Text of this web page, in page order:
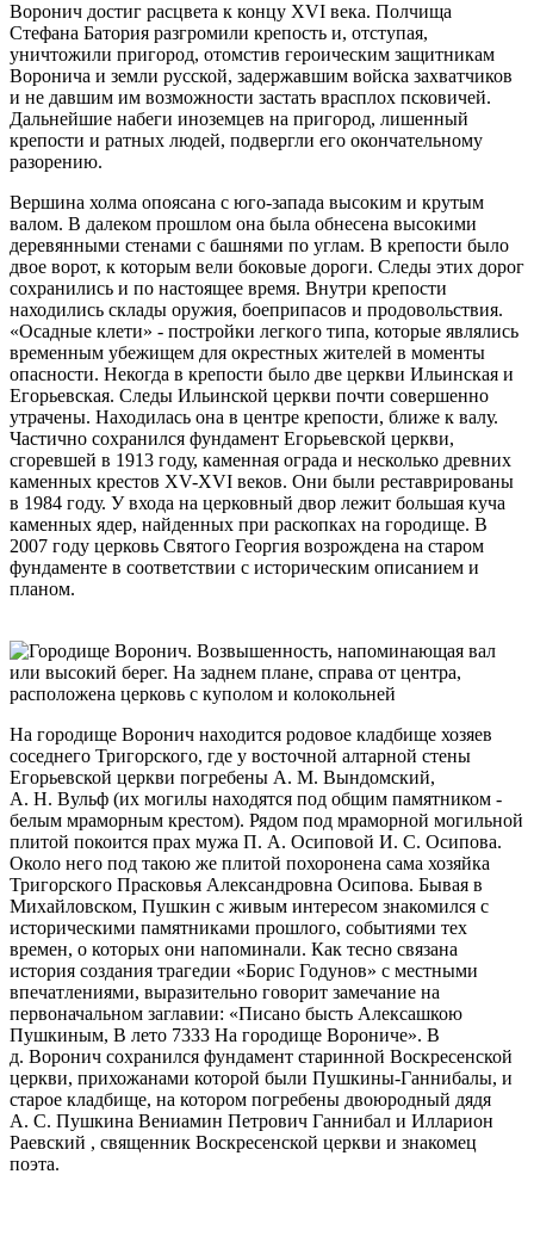
Воронич достиг расцвета к концу XVI века. Полчища
Стефана Батория разгромили крепость и, отступая,
уничтожили пригород, отомстив героическим защитникам
Воронича и земли русской, задержавшим войска захватчиков
и не давшим им возможности застать врасплох псковичей.
Дальнейшие набеги иноземцев на пригород, лишенный
крепости и ратных людей, подвергли его окончательному
разорению.
Вершина холма опоясана с юго-запада высоким и крутым
валом. В далеком прошлом она была обнесена высокими
деревянными стенами с башнями по углам. В крепости было
двое ворот, к которым вели боковые дороги. Следы этих дорог
сохранились и по настоящее время. Внутри крепости
находились склады оружия, боеприпасов и продовольствия.
«Осадные клети» - постройки легкого типа, которые являлись
временным убежищем для окрестных жителей в моменты
опасности. Некогда в крепости было две церкви Ильинская и
Егорьевская. Следы Ильинской церкви почти совершенно
утрачены. Находилась она в центре крепости, ближе к валу.
Частично сохранился фундамент Егорьевской церкви,
сгоревшей в 1913 году, каменная ограда и несколько древних
каменных крестов XV-XVI веков. Они были реставрированы
в 1984 году. У входа на церковный двор лежит большая куча
каменных ядер, найденных при раскопках на городище. В
2007 году церковь Святого Георгия возрождена на старом
фундаменте в соответствии с историческим описанием и
планом.
На городище Воронич находится родовое кладбище хозяев
соседнего Тригорского, где у восточной алтарной стены
Егорьевской церкви погребены А. М. Вындомский,
А. Н. Вульф (их могилы находятся под общим памятником -
белым мраморным крестом). Рядом под мраморной могильной
плитой покоится прах мужа П. А. Осиповой И. С. Осипова.
Около него под такою же плитой похоронена сама хозяйка
Тригорского Прасковья Александровна Осипова. Бывая в
Михайловском, Пушкин с живым интересом знакомился с
историческими памятниками прошлого, событиями тех
времен, о которых они напоминали. Как тесно связана
история создания трагедии «Борис Годунов» с местными
впечатлениями, выразительно говорит замечание на
первоначальном заглавии: «Писано бысть Алексашкою
Пушкиным, В лето 7333 На городище Ворониче». В
д. Воронич сохранился фундамент старинной Воскресенской
церкви, прихожанами которой были Пушкины-Ганнибалы, и
старое кладбище, на котором погребены двоюродный дядя
А. С. Пушкина Вениамин Петрович Ганнибал и Илларион
Раевский , священник Воскресенской церкви и знакомец
поэта.